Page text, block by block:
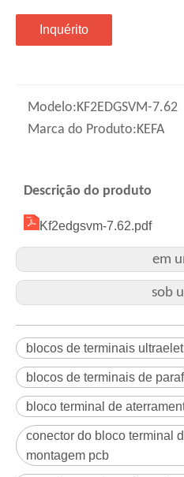
Inquérito
Modelo:KF2EDGSVM-7.62
Marca do Produto:KEFA
Descrição do produto
Kf2edgsvm-7.62.pdf
em
sob
blocos de terminais
blocos de terminais de
bloco terminal de
conector do bloco terminal
montagem pcb